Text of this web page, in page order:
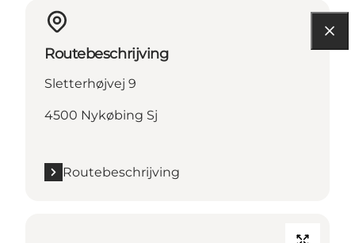
Routebeschrijving
Sletterhøjvej 9
4500 Nykøbing Sj
Routebeschrijving